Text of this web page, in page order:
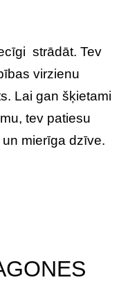
strādāt. Tev
virzienu
Lai gan šķietami
tev patiesu
mierīga dzīve.